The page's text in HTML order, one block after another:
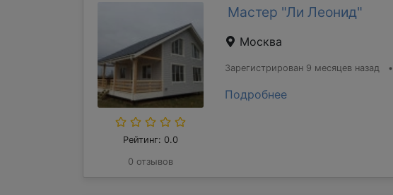
Рейтинг: 0.0
0 отзывов
Мастер "Ли Леонид"
Москва
Зарегистрирован 9 месяцев назад •
Подробнее